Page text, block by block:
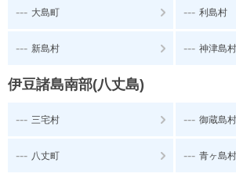
--- 大島町 --- 利島村
--- 新島村 --- 神津島村
伊豆諸島南部(八丈島)
--- 三宅村 --- 御蔵島村
--- 八丈町 --- 青ヶ島村